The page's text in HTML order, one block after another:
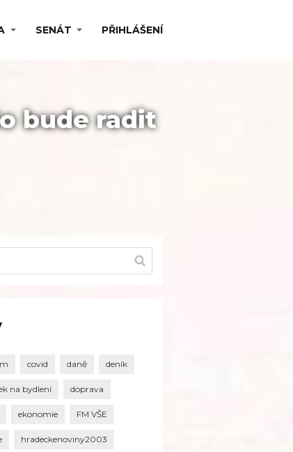
SENÁT PŘIHLÁŠENÍ
bude radit
covid daně deník
na bydlení doprava
ekonomie FM VŠE
hradeckenoviny2003